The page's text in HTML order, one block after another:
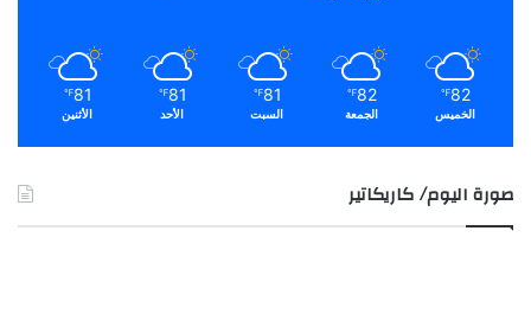
82
℉
الخميس
82
℉
الجمعة
81
℉
السبت
81
℉
الأحد
81
℉
الأثنين
صورة اليوم/ كاريكاتير